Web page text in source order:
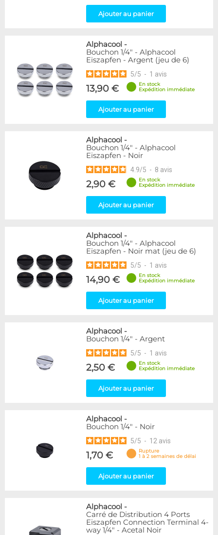
53
61
Mâle / Femelle
Mâle / Mâle
44
153
4
Bouchon
12
Carré
Coudé 30°
5
Disponibilité / Promotions
Articles en stock
Articles en promotions
Ajouter au panier
Alphacool -
Bouchon 1/4" - Alphacool
Eiszapfen - Argent (jeu de 6)
5/5 - 1 avis
13,90 €
En stock
Expédition immédiate
Ajouter au panier
Alphacool -
Bouchon 1/4" - Alphacool
Eiszapfen - Noir
4.9/5 - 8 avis
2,90 €
En stock
Expédition immédiate
Ajouter au panier
Alphacool -
Bouchon 1/4" - Alphacool
Eiszapfen - Noir mat (jeu de 6)
5/5 - 1 avis
14,90 €
En stock
Expédition immédiate
Ajouter au panier
Alphacool -
Bouchon 1/4" - Argent
5/5 - 1 avis
2,50 €
En stock
Expédition immédiate
Ajouter au panier
Alphacool -
Bouchon 1/4" - Noir
5/5 - 12 avis
1,70 €
Rupture
1 à 2 semaines de délai
Ajouter au panier
Alphacool -
Carré de Distribution 4 Ports
Eiszapfen Connection Terminal 4-
way 1/4" - Acetal Noir